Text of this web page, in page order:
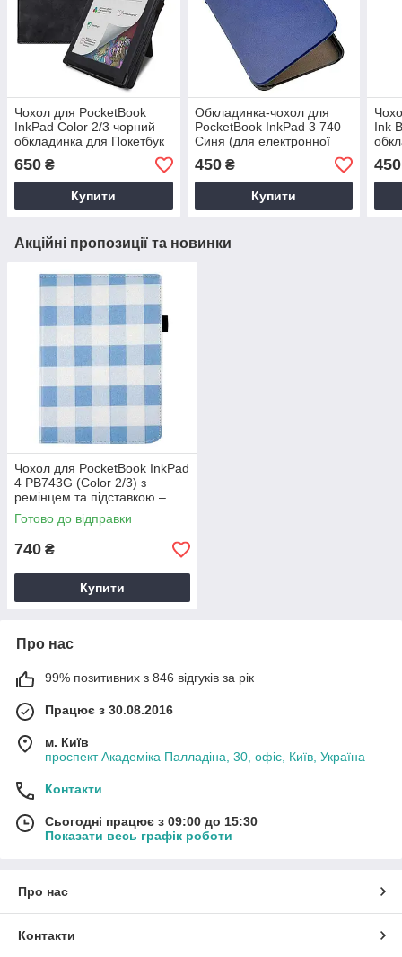
Чохол для PocketBook
InkPad Color 2/3 чорний —
обкладинка для Покетбук
743С (PB743C)
650 ₴
Купити
Обкладинка-чохол для
PocketBook InkPad 3 740
Синя (для електронної
книги PB740)
450₴
Купити
Ink
450
Акційні пропозиції та новинки
Чохол для PocketBook InkPad
4 PB743G (Color 2/3) з
ремінцем та підставкою –
тематичний малюнок
Готово до відправки
740 ₴
Купити
Про нас
99% позитивних з 846 відгуків за рік
Працює з 30.08.2016
м. Київ
проспект Академіка Палладіна, 30, офіс, Київ, Україна
Контакти
Сьогодні працює з 09:00 до 15:30
Показати весь графік роботи
Про нас
Контакти